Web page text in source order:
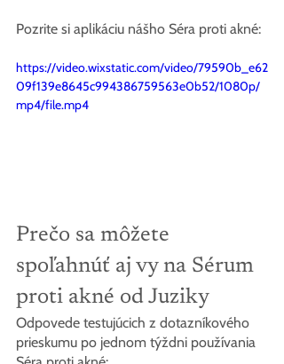
Pozrite si aplikáciu nášho Séra proti akné:
https://video.wixstatic.com/video/79590b_e62
09f139e8645c994386759563e0b52/1080p/
mp4/file.mp4
Prečo sa môžete
spoľahnúť aj vy na Sérum
proti akné od Juziky
Odpovede testujúcich z dotazníkového
prieskumu po jednom týždni používania